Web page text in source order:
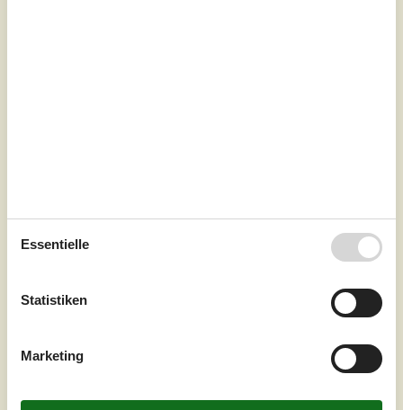
Borg - 6261 - Bredebro
4,0
Essentielle
Statistiken
Marketing